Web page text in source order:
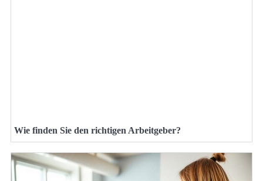
Wie finden Sie den richtigen Arbeitgeber?